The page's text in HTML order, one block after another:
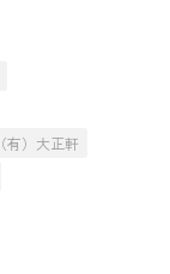
（有）大正軒